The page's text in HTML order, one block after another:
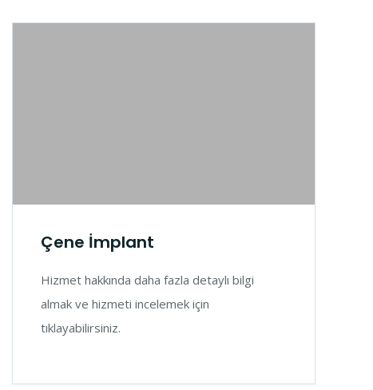
Çene İmplant
Hizmet hakkında daha fazla detaylı bilgi
almak ve hizmeti incelemek için
tıklayabilirsiniz.